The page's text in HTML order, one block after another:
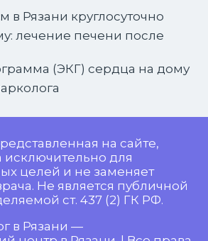
в Рязани круглосуточно
лечение печени после
(ЭКГ) сердца на дому
на сайте,
исключительно для
целей и не заменяет
Не является публичной
ст. 437 (2) ГК РФ.
в Рязани —